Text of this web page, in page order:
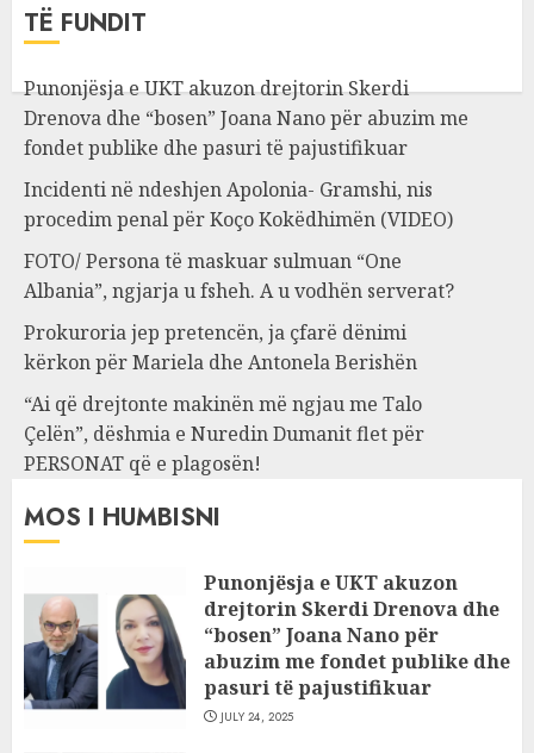
TË FUNDIT
Punonjësja e UKT akuzon drejtorin Skerdi
Drenova dhe “bosen” Joana Nano për abuzim me
fondet publike dhe pasuri të pajustifikuar
Incidenti në ndeshjen Apolonia- Gramshi, nis
procedim penal për Koço Kokëdhimën (VIDEO)
FOTO/ Persona të maskuar sulmuan “One
Albania”, ngjarja u fsheh. A u vodhën serverat?
Prokuroria jep pretencën, ja çfarë dënimi
kërkon për Mariela dhe Antonela Berishën
“Ai që drejtonte makinën më ngjau me Talo
Çelën”, dëshmia e Nuredin Dumanit flet për
PERSONAT që e plagosën!
MOS I HUMBISNI
Punonjësja e UKT akuzon
drejtorin Skerdi Drenova dhe
“bosen” Joana Nano për
abuzim me fondet publike dhe
pasuri të pajustifikuar
JULY 24, 2025